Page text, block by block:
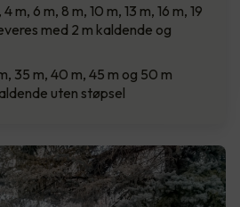
m, 6 m, 8 m, 10 m, 13 m, 16 m, 19
med 2 m kaldende og
35 m, 40 m, 45 m og 50 m
uten støpsel